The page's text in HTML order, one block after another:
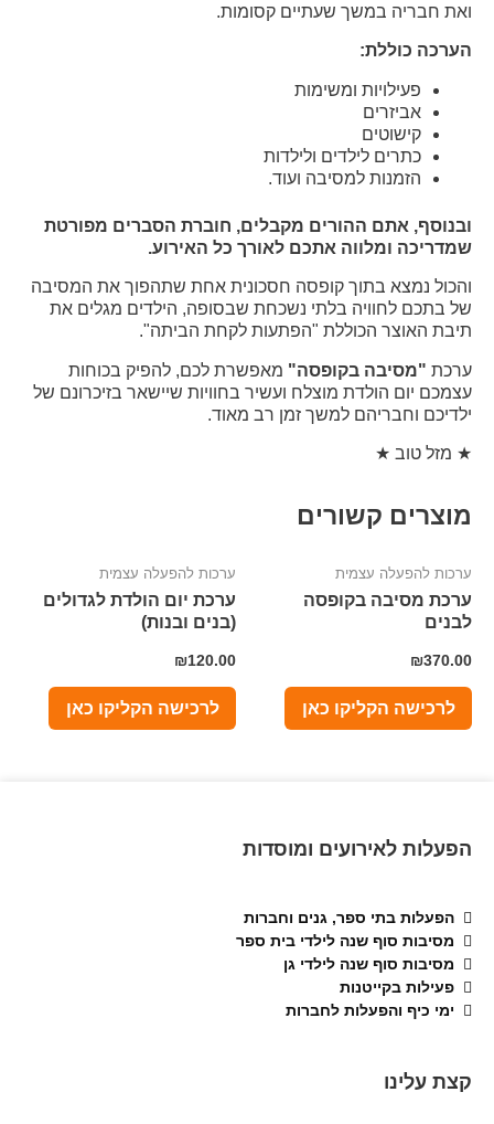
ואת חבריה במשך שעתיים קסומות.
הערכה כוללת:
פעילויות ומשימות
אביזרים
קישוטים
כתרים לילדים ולילדות
הזמנות למסיבה ועוד.
ובנוסף, אתם ההורים מקבלים, חוברת הסברים מפורטת
שמדריכה ומלווה אתכם לאורך כל האירוע.
והכול נמצא בתוך קופסה חסכונית אחת שתהפוך את המסיבה
של בתכם לחוויה בלתי נשכחת שבסופה, הילדים מגלים את
תיבת האוצר הכוללת "הפתעות לקחת הביתה".
ערכת "מסיבה בקופסה" מאפשרת לכם, להפיק בכוחות
עצמכם יום הולדת מוצלח ועשיר בחוויות שיישאר בזיכרונם של
ילדיכם וחבריהם למשך זמן רב מאוד.
★ מזל טוב ★
מוצרים קשורים
ערכות להפעלה עצמית
ערכת מסיבה בקופסה
לבנים
₪370.00
לרכישה הקליקו כאן
ערכות להפעלה עצמית
ערכת יום הולדת לגדולים
(בנים ובנות)
₪120.00
לרכישה הקליקו כאן
הפעלות לאירועים ומוסדות
הפעלות בתי ספר, גנים וחברות
מסיבות סוף שנה לילדי בית ספר
מסיבות סוף שנה לילדי גן
פעילות בקייטנות
ימי כיף והפעלות לחברות
קצת עלינו